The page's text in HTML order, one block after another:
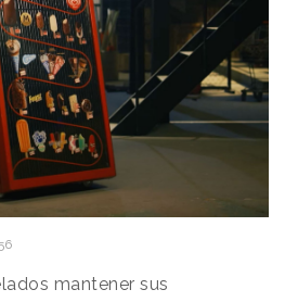
mantener sus